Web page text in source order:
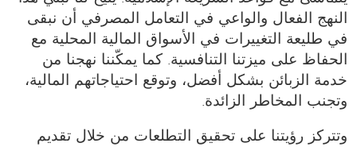
النهج الفعال والواعي في التعامل المصرفي أن نبقى
في طليعة التغييرات في الأسواق المالية المحلية مع
الحفاظ على ميزتنا التنافسية. كما يمكّننا نهجنا من
خدمة الزبائن بشكل أفضل، وتوقع احتياجاتهم المالية،
وتجنب المخاطر الزائدة.
وتتركز رؤيتنا على تحقيق التطلعات من خلال تقديم